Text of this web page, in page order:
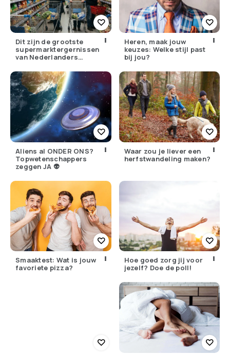
Dit zijn de grootste
supermarktergernissen
van Nederlanders
Heren, maak jouw
keuzes: Welke stijl past
bij jou?
Aliens al ONDER ONS?
Topwetenschappers
zeggen JA 👽
Waar zou je liever een
herfstwandeling maken?
Smaaktest: Wat is jouw
favoriete pizza?
Hoe goed zorg jij voor
jezelf? Doe de poll!